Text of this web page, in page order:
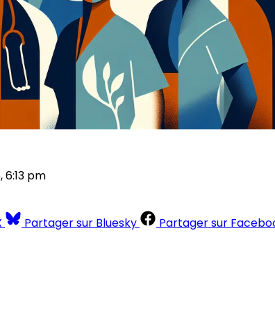
6:13 pm
Partager sur Bluesky Partager sur